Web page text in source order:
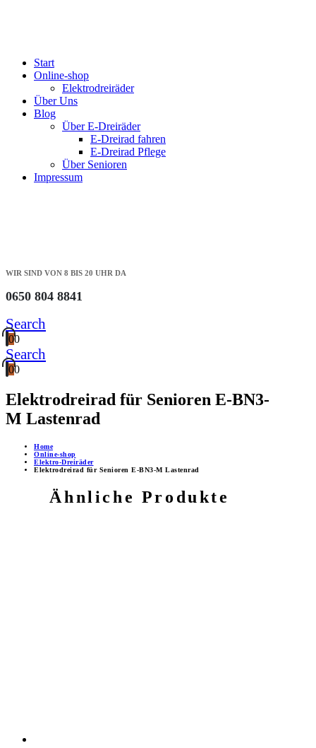
Start
Online-shop
Elektrodreiräder
Über Uns
Blog
Über E-Dreiräder
E-Dreirad fahren
E-Dreirad Pflege
Über Senioren
Impressum
WIR SIND VON 8 BIS 20 UHR DA
0650 804 8841
Search
00
Search
00
Elektrodreirad für Senioren E-BN3-
M Lastenrad
Home
Online-shop
Elektro-Dreiräder
Elektrodreirad für Senioren E-BN3-M Lastenrad
Ähnliche Produkte